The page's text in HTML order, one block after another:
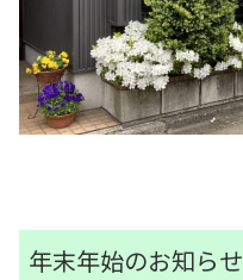
年末年始のお知らせ